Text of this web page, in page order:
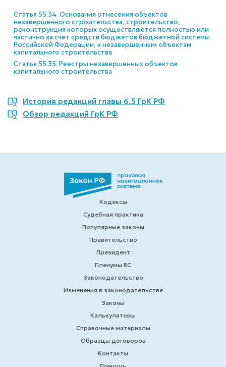
Статья 55.34. Основания отнесения объектов
незавершенного строительства, строительство,
реконструкция которых осуществляются полностью или
частично за счет средств бюджетов бюджетной системы
Российской Федерации, к незавершенным объектам
капитального строительства
Статья 55.35. Реестры незавершенных объектов
капитального строительства
История редакций главы 6.5 ГрК РФ
Обзор редакций ГрК РФ
Кодексы
Судебная практика
Популярные законы
Правительство
Президент
Пленумы ВС
Законодательство
Изменения в законодательстве
Законы
Калькуляторы
Справочные материалы
Образцы договоров
Контакты